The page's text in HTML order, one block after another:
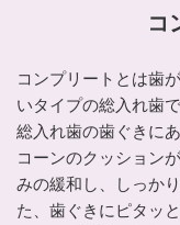
コ
コンプリートとは歯
いタイプの総入れ歯で
総入れ歯の歯ぐきに
コーンのクッション
みの緩和し、しっか
た、歯ぐきにピタッ